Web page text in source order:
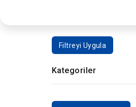
Filtreyi Uygula
Kategoriler